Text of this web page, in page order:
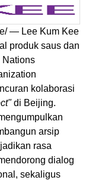
— Lee Kum Kee
produk saus dan
Nations
kolaborasi
di Beijing.
arsip
rasa
dialog
sekaligus